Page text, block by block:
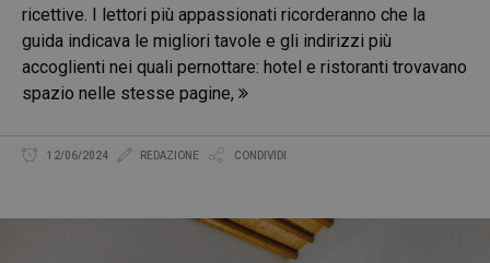
ricettive. I lettori più appassionati ricorderanno che la
guida indicava le migliori tavole e gli indirizzi più
accoglienti nei quali pernottare: hotel e ristoranti trovavano
spazio nelle stesse pagine,
12/06/2024 REDAZIONE CONDIVIDI